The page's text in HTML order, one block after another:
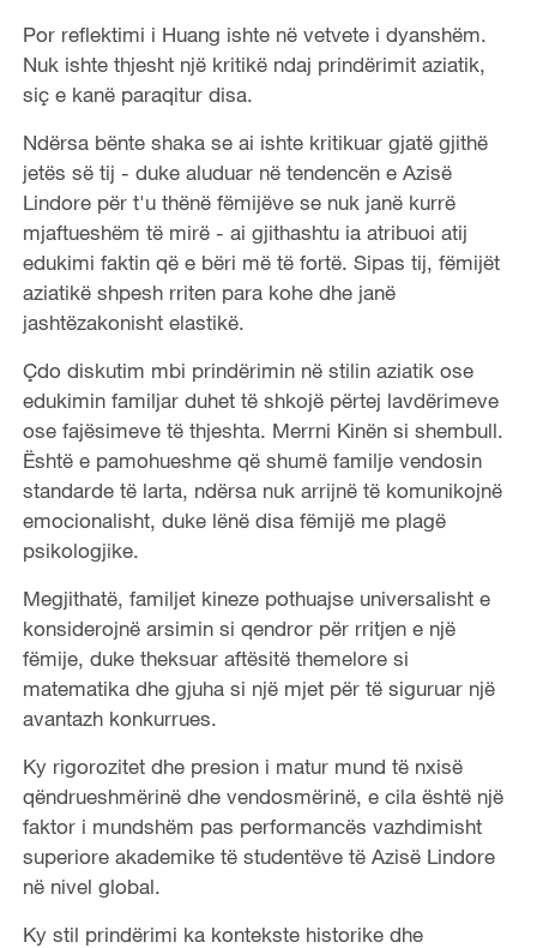
Por reflektimi i Huang ishte në vetvete i dyanshëm.
Nuk ishte thjesht një kritikë ndaj prindërimit aziatik,
siç e kanë paraqitur disa.
Ndërsa bënte shaka se ai ishte kritikuar gjatë gjithë
jetës së tij - duke aluduar në tendencën e Azisë
Lindore për t'u thënë fëmijëve se nuk janë kurrë
mjaftueshëm të mirë - ai gjithashtu ia atribuoi atij
edukimi faktin që e bëri më të fortë. Sipas tij, fëmijët
aziatikë shpesh rriten para kohe dhe janë
jashtëzakonisht elastikë.
Çdo diskutim mbi prindërimin në stilin aziatik ose
edukimin familjar duhet të shkojë përtej lavdërimeve
ose fajësimeve të thjeshta. Merrni Kinën si shembull.
Është e pamohueshme që shumë familje vendosin
standarde të larta, ndërsa nuk arrijnë të komunikojnë
emocionalisht, duke lënë disa fëmijë me plagë
psikologjike.
Megjithatë, familjet kineze pothuajse universalisht e
konsiderojnë arsimin si qendror për rritjen e një
fëmije, duke theksuar aftësitë themelore si
matematika dhe gjuha si një mjet për të siguruar një
avantazh konkurrues.
Ky rigorozitet dhe presion i matur mund të nxisë
qëndrueshmërinë dhe vendosmërinë, e cila është një
faktor i mundshëm pas performancës vazhdimisht
superiore akademike të studentëve të Azisë Lindore
në nivel global.
Ky stil prindërimi ka kontekste historike dhe